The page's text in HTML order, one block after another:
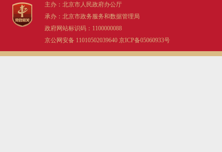
主办：北京市人民政府办公厅
承办：北京市政务服务和数据管理局
政府网站标识码：1100000088
京公网安备 11010502039640 京ICP备05060933号